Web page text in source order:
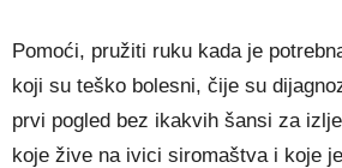
Pomoći, pružiti ruku kada je
koji su teško bolesni, čije su
prvi pogled bez ikakvih šansi za
koje žive na ivici siromaštva i koje